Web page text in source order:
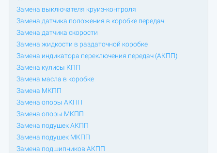
Замена выключателя круиз-контроля
Замена датчика положения в коробке передач
Замена датчика скорости
Замена жидкости в раздаточной коробке
Замена индикатора переключения передач (АКПП)
Замена кулисы КПП
Замена масла в коробке
Замена МКПП
Замена опоры АКПП
Замена опоры МКПП
Замена подушек АКПП
Замена подушек МКПП
Замена подшипников АКПП